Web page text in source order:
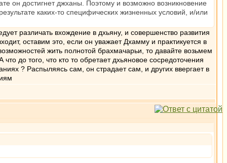
он достигнет джханы. Поэтому и возможно возникновение
каких-то специфических жизненных условий, и/или
различать вхождение в дхьяну, и совершенство развития
оставим это, если он уважает Дхамму и практикуется в
жить полнотой брахмачарьи, то давайте возьмем
до того, что кто то обретает дхьяновое сосредоточения
? Распыляясь сам, он страдает сам, и других ввергает в